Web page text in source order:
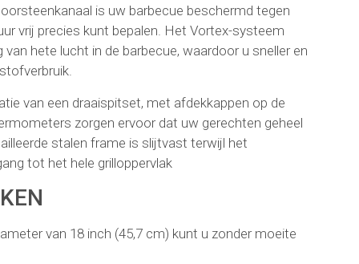
is uw barbecue beschermd tegen
vrij precies kunt bepalen. Het Vortex-systeem
hete lucht in de barbecue, waardoor u sneller en
van een draaispitset, met afdekkappen op de
zorgen ervoor dat uw gerechten geheel
stalen frame is slijtvast terwijl het
tot het hele grilloppervlak
van 18 inch (45,7 cm) kunt u zonder moeite